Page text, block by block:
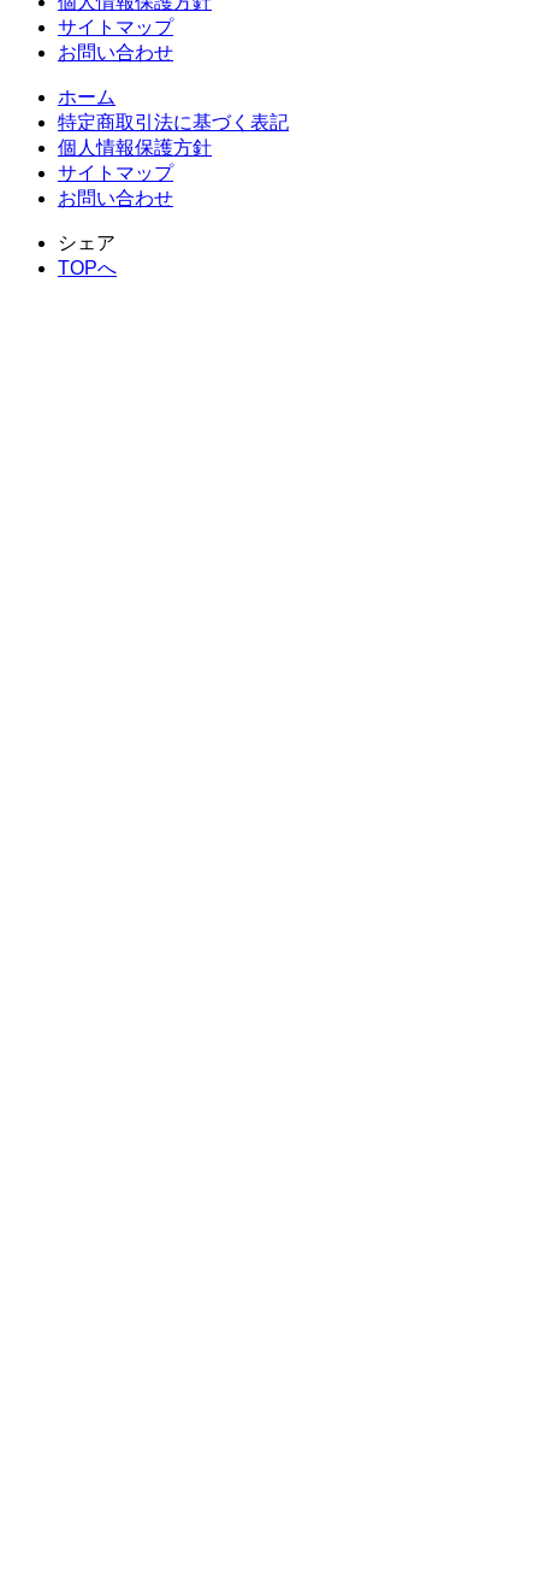
サイトマップ
お問い合わせ
ホーム
特定商取引法に基づく表記
個人情報保護方針
サイトマップ
お問い合わせ
シェア
TOPへ